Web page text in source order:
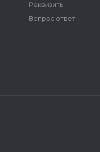
Реквизиты
Вопрос ответ